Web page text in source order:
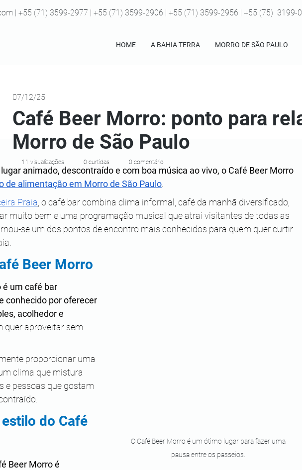
HOME A BAHIA TERRA MORRO DE SÃO PAULO
| +55 (71) 3599-2977 | +55 (71) 3599-2906 | +55 (71) 3599-2956 | +55 (75) 3199-
de 5 estrelas.
lugar animado, descontraído e com boa música ao vivo, o Café Beer Morro
de alimentação em Morro de São Paulo
Praia , o café bar combina clima informal, café da manhã diversificado,
muito bem e uma programação musical que atrai visitantes de todas as
se um dos pontos de encontro mais conhecidos para quem quer curtir
Beer Morro
O Café Beer Morro é um ótimo lugar para fazer uma
pausa entre os passeios.
é um café bar
conhecido por oferecer
acolhedor e
quer aproveitar sem
proporcionar uma
clima que mistura
e pessoas que gostam
do Café
Beer Morro é
11 visualizações 0 curtidas 0 comentário
Café Beer Morro: ponto para
Morro de São Paulo
07/12/25